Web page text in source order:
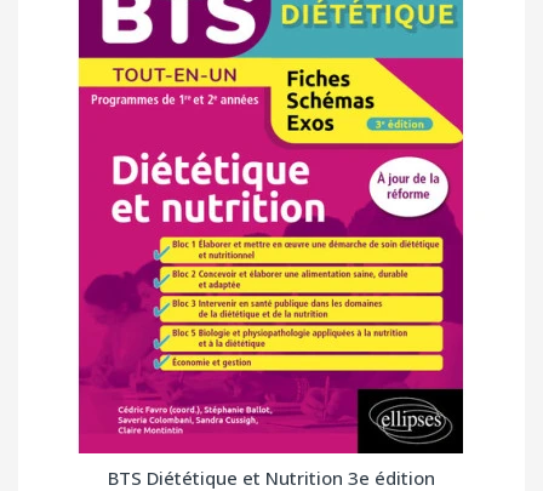
BTS Diététique et Nutrition 3e édition